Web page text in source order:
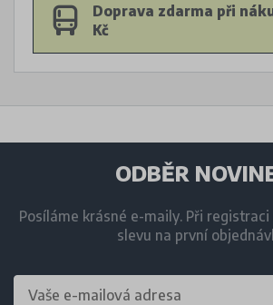
Doprava zdarma při
Kč
ODBĚR
Posíláme krásné e-maily. Při registraci
slevu na první